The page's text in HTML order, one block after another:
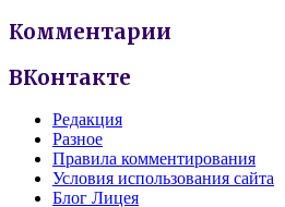
Комментарии
ВКонтакте
Редакция
Разное
Правила комментирования
Условия использования сайта
Блог Лицея